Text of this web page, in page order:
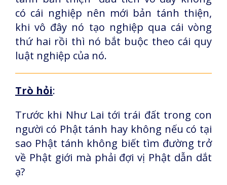
có cái nghiệp nên mới bản tánh thiện,
khi vô đây nó tạo nghiệp qua cái vòng
thứ hai rồi thì nó bắt buộc theo cái quy
luật nghiệp của nó.
Trò hỏi:
Trước khi Như Lai tới trái đất trong con
người có Phật tánh hay không nếu có tại
sao Phật tánh không biết tìm đường trở
về Phật giới mà phải đợi vị Phật dẫn dắt
ạ?